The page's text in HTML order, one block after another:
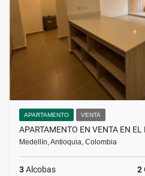
APARTAMENTO VENTA
APARTAMENTO EN VENTA EN EL
Medellín, Antioquia, Colombia
3Alcobas 2